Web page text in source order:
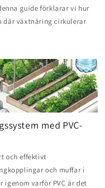
guide förklarar vi hur
där växtnäring cirkulerar
med PVC-
och effektivt
och muffar i
igenom varför PVC är det